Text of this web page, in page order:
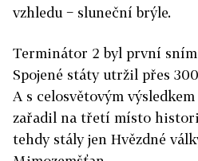
vzhledu − sluneční brýle.
Terminátor 2 byl první
Spojené státy utržil přes
A s celosvětovým
zařadil na třetí místo
tehdy stály jen Hvězdné